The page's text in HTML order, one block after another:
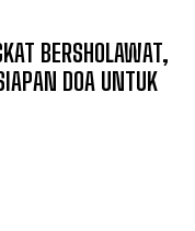
BERSHOLAWAT,
DOA UNTUK